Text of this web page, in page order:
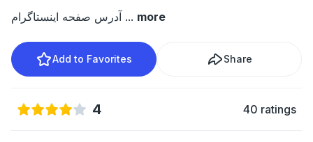
... more
Add to Favorites Share
4 40 ratings